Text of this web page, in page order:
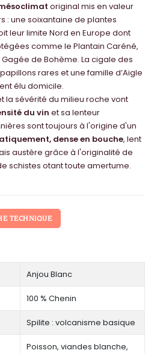
original mis en valeur
: une soixantaine de plantes
leur limite Nord en Europe dont
comme le Plantain Caréné,
de Bohème. La cigale des
rares et une famille d’Aigle
élu domicile.
la sévérité du milieu roche vont
du vin et sa lenteur
sont toujours à l'origine d'un
dense en bouche, lent
austère grâce à l'originalité de
schistes otant toute amertume.
TECHNIQUE
Anjou Blanc
100 % Chenin
Spilite : volcanisme basique
Poisson, viandes blanche,